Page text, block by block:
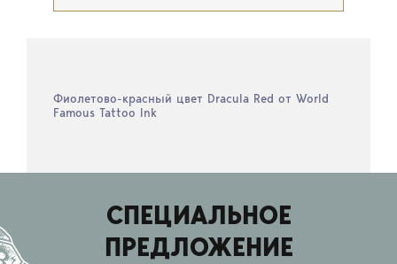
Фиолетово-красный цвет Dracula Red от World
Famous Tattoo Ink
СПЕЦИАЛЬНОЕ
ПРЕДЛОЖЕНИЕ